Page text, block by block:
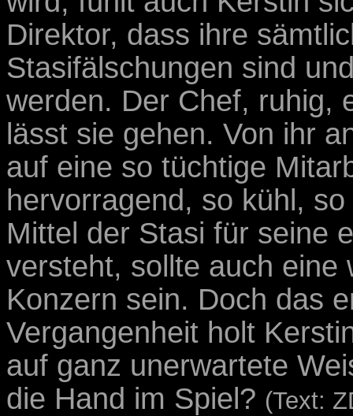
Direktor, dass ihre
Stasifälschungen sind
werden. Der Chef, ruhig,
lässt sie gehen. Von ihr
auf eine so tüchtige
hervorragend, so kühl,
Mittel der Stasi für seine
versteht, sollte auch eine
Konzern sein. Doch das
Vergangenheit holt
auf ganz unerwartete
die Hand im Spiel? (Text: